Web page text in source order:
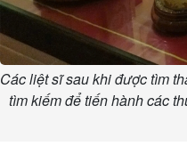
Các liệt sĩ sau khi được tìm
tìm kiếm để tiến hành các